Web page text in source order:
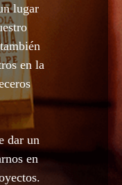
lugar
en la
dar un
en